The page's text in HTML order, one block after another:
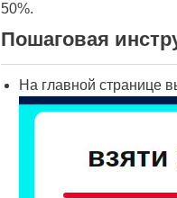
50%.
Пошаговая
На главной странице